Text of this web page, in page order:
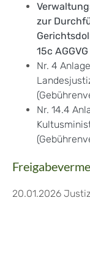
zur
15c
Nr. 4
Nr. 14.4
20.01.2026